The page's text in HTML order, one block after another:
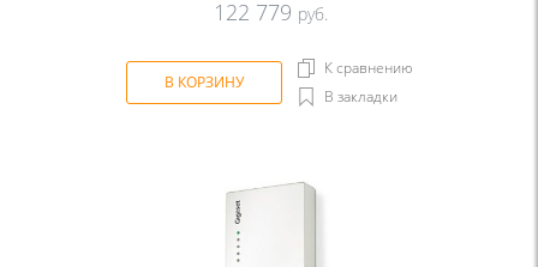
122 779 руб.
В КОРЗИНУ
К сравнению
В закладки